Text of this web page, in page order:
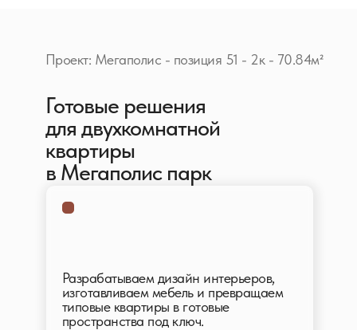
Проект: Мегаполис - позиция 51 - 2к - 70.84м²
Готовые решения
для двухкомнатной
квартиры
в Мегаполис парк
Разрабатываем дизайн интерьеров,
изготавливаем мебель и превращаем
типовые квартиры в готовые
пространства под ключ.